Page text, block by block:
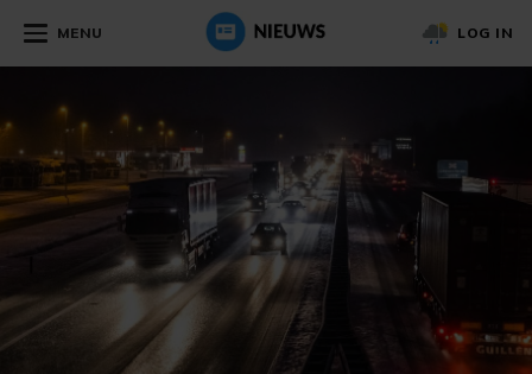
MENU LOG IN